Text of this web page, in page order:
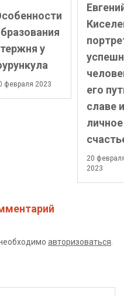
у
февраля 2023
его
славе и
личное
20
2023
авторизоваться